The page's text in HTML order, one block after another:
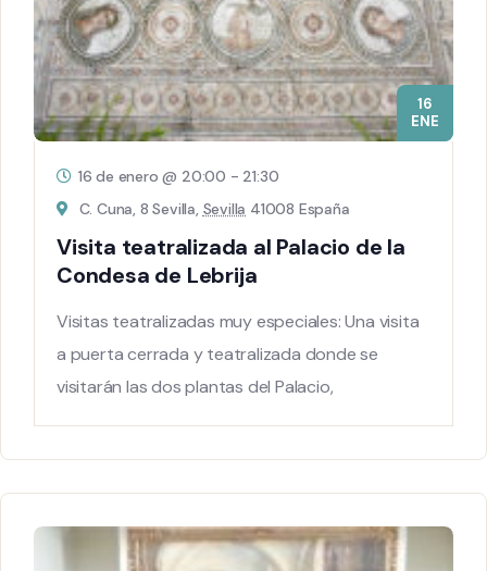
16
ENE
16 de enero @ 20:00 - 21:30
C. Cuna, 8 Sevilla, Sevilla 41008 España
Visita teatralizada al Palacio de la
Condesa de Lebrija
Visitas teatralizadas muy especiales: Una visita
a puerta cerrada y teatralizada donde se
visitarán las dos plantas del Palacio,